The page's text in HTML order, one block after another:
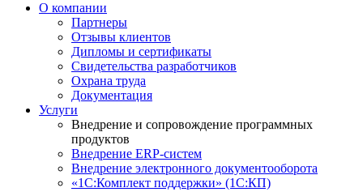
О компании
Партнеры
Отзывы клиентов
Дипломы и сертификаты
Свидетельства разработчиков
Охрана труда
Документация
Услуги
Внедрение и сопровождение программных
продуктов
Внедрение ERP-систем
Внедрение электронного документооборота
«1С:Комплект поддержки» (1С:КП)